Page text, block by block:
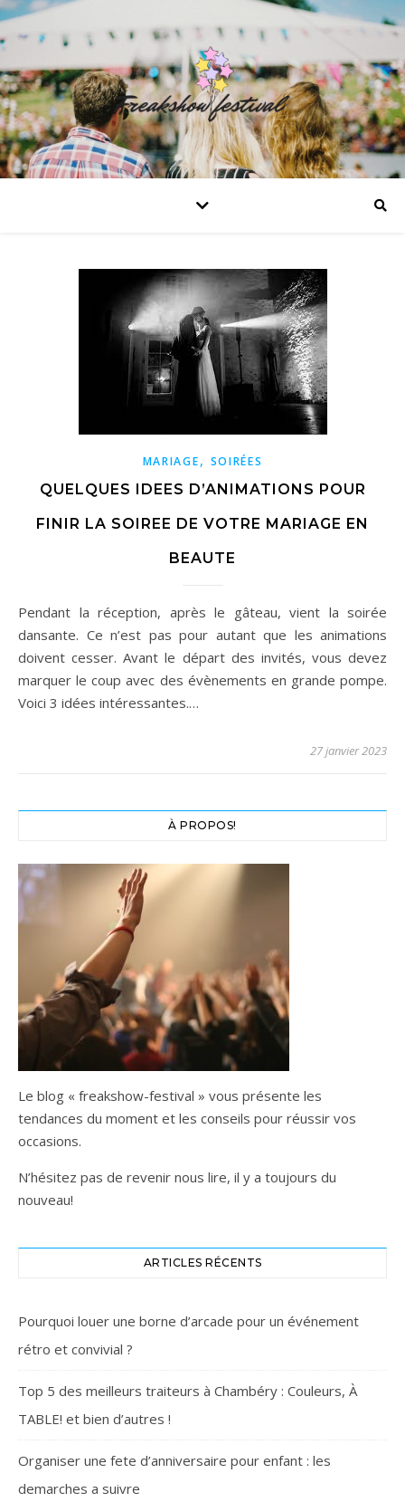
MARIAGE, SOIRÉES
QUELQUES IDEES D’ANIMATIONS POUR
FINIR LA SOIREE DE VOTRE MARIAGE EN
BEAUTE
Pendant la réception, après le gâteau, vient la soirée
dansante. Ce n’est pas pour autant que les animations
doivent cesser. Avant le départ des invités, vous devez
marquer le coup avec des évènements en grande pompe.
Voici 3 idées intéressantes.…
27 janvier 2023
À PROPOS!
Le blog « freakshow-festival » vous présente les
tendances du moment et les conseils pour réussir vos
occasions.
N’hésitez pas de revenir nous lire, il y a toujours du
nouveau!
ARTICLES RÉCENTS
Pourquoi louer une borne d’arcade pour un événement
rétro et convivial ?
Top 5 des meilleurs traiteurs à Chambéry : Couleurs, À
TABLE! et bien d’autres !
Organiser une fete d’anniversaire pour enfant : les
demarches a suivre